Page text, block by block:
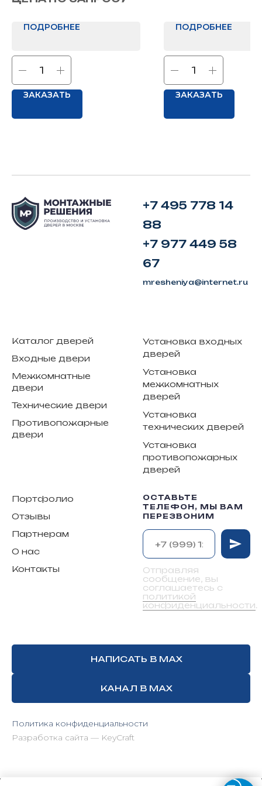
ПОДРОБНЕЕ
ЗАКАЗАТЬ
ПОДРОБНЕЕ
ЗАКАЗАТЬ
+7 495 778 14
88
+7 977 449 58
67
mresheniya@internet.ru
Каталог дверей
Входные двери
Межкомнатные
двери
Технические двери
Противопожарные
двери
Установка входных
дверей
Установка
межкомнатных
дверей
Установка
технических дверей
Установка
противопожарных
дверей
Портфолио
Отзывы
Партнерам
О нас
Контакты
ОСТАВЬТЕ
ТЕЛЕФОН, МЫ ВАМ
ПЕРЕЗВОНИМ
Отправляя
сообщение, вы
соглашаетесь с
политикой
конфиденциальности.
НАПИСАТЬ В MAX
КАНАЛ В MAX
Политика конфиденциальности
Разработка сайта — KeyCraft